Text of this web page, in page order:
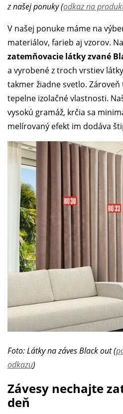
z našej ponuky (odkaz na
V našej ponuke máme na
materiálov, farieb aj vzorov.
zatemňovacie látky zvané
a vyrobené z troch vrstiev
takmer žiadne svetlo.
tepelne izolačné vlastnosti.
vysokú gramáž, krčia sa
melírovaný efekt im dodáva
Foto: Látky na záves Black out (
odkazu)
Závesy nechajte
deň